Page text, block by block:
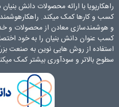
راهکارپویا با ارائه محصولات دانش
کسب و کارها کمک میکند. راهکارهوشمند
و هوشمندسازی معادن از محصولات و
کسب عنوان دانش بنیان را به خود
استفاده از روش هایی نوین به صنعت
سطوح بالاتر و سودآوری بیشتر کمک